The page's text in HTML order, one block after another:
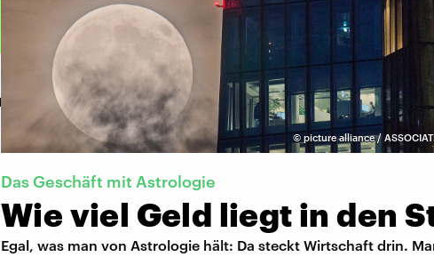
© picture alliance /
Das Geschäft mit Astrologie
Wie viel Geld liegt in den
Egal, was man von Astrologie hält: Da steckt Wirtschaft drin.